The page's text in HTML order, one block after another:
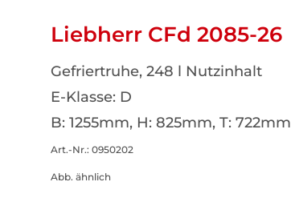
Liebherr CFd 2085-26
Gefriertruhe, 248 l Nutzinhalt
E-Klasse: D
B: 1255mm, H: 825mm, T: 722mm
Art.-Nr.: 0950202
Abb. ähnlich